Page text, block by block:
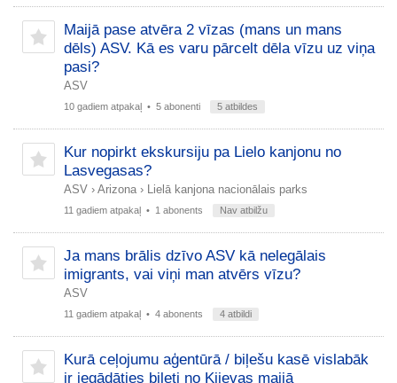
Maijā pase atvēra 2 vīzas (mans un mans
dēls) ASV. Kā es varu pārcelt dēla vīzu uz viņa
pasi?
ASV
10 gadiem atpakaļ • 5 abonenti 5 atbildes
Kur nopirkt ekskursiju pa Lielo kanjonu no
Lasvegasas?
ASV › Arizona › Lielā kanjona nacionālais parks
11 gadiem atpakaļ • 1 abonents Nav atbilžu
Ja mans brālis dzīvo ASV kā nelegālais
imigrants, vai viņi man atvērs vīzu?
ASV
11 gadiem atpakaļ • 4 abonents 4 atbildi
Kurā ceļojumu aģentūrā / biļešu kasē vislabāk
ir iegādāties biļeti no Kijevas maijā